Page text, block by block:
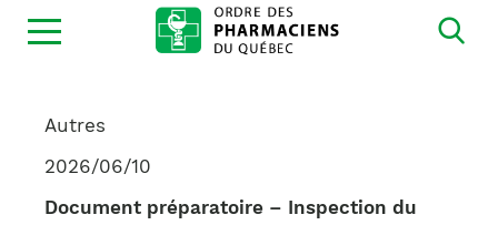
Ouvrir
la
Autres
2026/06/10
Document préparatoire – Inspection du